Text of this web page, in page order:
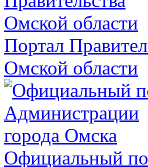
Портал
Омской области
Официальный